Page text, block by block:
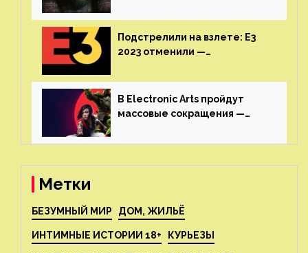
июне
Подстрелили на взлете: E3
2023 отменили —
выставка не вернется
В Electronic Arts пройдут
массовые сокращения —
реструктуризацию
Метки
БЕЗУМНЫЙ МИР ДОМ, ЖИЛЬЁ
ИНТИМНЫЕ ИСТОРИИ 18+ КУРЬЕЗЫ